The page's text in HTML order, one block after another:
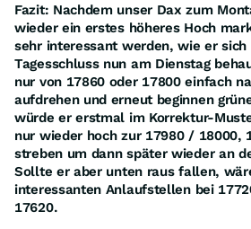
Fazit: Nachdem unser Dax zum
wieder ein erstes höheres Hoch
sehr interessant werden, wie er
Tagesschluss nun am Dienstag
nur von 17860 oder 17800 einfach
aufdrehen und erneut beginnen
würde er erstmal im Korrektur-
nur wieder hoch zur 17980 / 18000,
streben um dann später wieder an
Sollte er aber unten raus fallen,
interessanten Anlaufstellen bei
17620.